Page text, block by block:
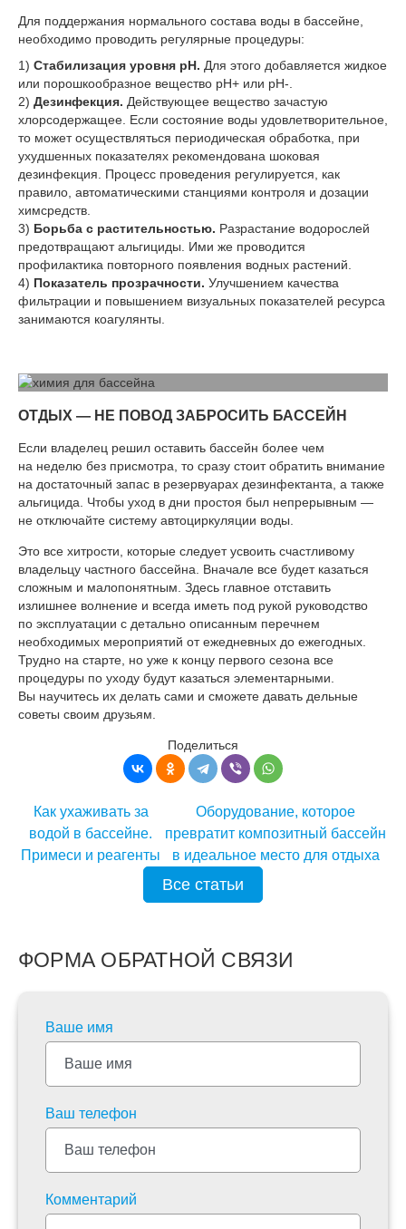
Для поддержания нормального состава воды в бассейне,
необходимо проводить регулярные процедуры:
Стабилизация уровня pH. Для этого добавляется жидкое
или порошкообразное вещество pH+ или pH-.
Дезинфекция. Действующее вещество зачастую
хлорсодержащее. Если состояние воды удовлетворительное,
то может осуществляться периодическая обработка, при
ухудшенных показателях рекомендована шоковая
дезинфекция. Процесс проведения регулируется, как
правило, автоматическими станциями контроля и дозации
химсредств.
Борьба с растительностью. Разрастание водорослей
предотвращают альгициды. Ими же проводится
профилактика повторного появления водных растений.
Показатель прозрачности. Улучшением качества
фильтрации и повышением визуальных показателей ресурса
занимаются коагулянты.
ОТДЫХ — НЕ ПОВОД ЗАБРОСИТЬ БАССЕЙН
Если владелец решил оставить бассейн более чем
на неделю без присмотра, то сразу стоит обратить внимание
на достаточный запас в резервуарах дезинфектанта, а также
альгицида. Чтобы уход в дни простоя был непрерывным —
не отключайте систему автоциркуляции воды.
Это все хитрости, которые следует усвоить счастливому
владельцу частного бассейна. Вначале все будет казаться
сложным и малопонятным. Здесь главное отставить
излишнее волнение и всегда иметь под рукой руководство
по эксплуатации c детально описанным перечнем
необходимых мероприятий от ежедневных до ежегодных.
Трудно на старте, но уже к концу первого сезона все
процедуры по уходу будут казаться элементарными.
Вы научитесь их делать сами и сможете давать дельные
советы своим друзьям.
Поделиться
Как ухаживать за
водой в бассейне.
Примеси и реагенты
Оборудование, которое
превратит композитный бассейн
в идеальное место для отдыха
Все статьи
ФОРМА ОБРАТНОЙ СВЯЗИ
Ваше имя
Ваш телефон
Комментарий